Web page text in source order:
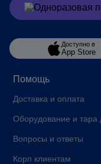
Помощь
Доставка и оплата
Оборудование и тара
Вопросы и ответы
Корп клиентам
Доступно в
App Store